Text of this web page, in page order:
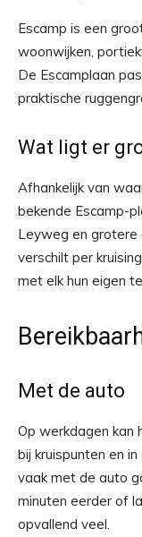
Escamp is een
woonwijken,
De Escamplaan
praktische
Wat ligt er
Afhankelijk van
bekende Escamp-
Leyweg en grotere
verschilt per
met elk hun eigen
Met de auto
Op werkdagen kan
bij kruispunten en
vaak met de auto
minuten eerder of
opvallend veel.